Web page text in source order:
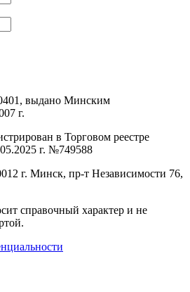
выдано Минским
г.
в Торговом реестре
г. №749588
г. Минск, пр-т Независимости 76,
справочный характер и не